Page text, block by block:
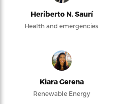
Heriberto N. Saurí
Health and emergencies
Kiara Gerena
Renewable Energy